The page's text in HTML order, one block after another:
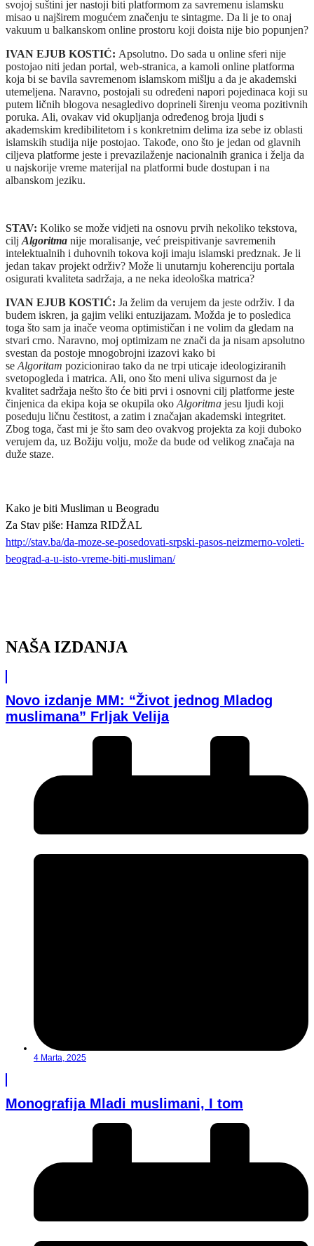
svojoj suštini jer nastoji biti platformom za savremenu islamsku
misao u najširem mogućem značenju te sintagme. Da li je to onaj
vakuum u balkanskom online prostoru koji doista nije bio popunjen?
IVAN EJUB KOSTIĆ: Apsolutno. Do sada u online sferi nije
postojao niti jedan portal, web‑stranica, a kamoli online platforma
koja bi se bavila savremenom islamskom mišlju a da je akademski
utemeljena. Naravno, postojali su određeni napori pojedinaca koji su
putem ličnih blogova nesagledivo doprineli širenju veoma pozitivnih
poruka. Ali, ovakav vid okupljanja određenog broja ljudi s
akademskim kredibilitetom i s konkretnim delima iza sebe iz oblasti
islamskih studija nije postojao. Takođe, ono što je jedan od glavnih
ciljeva platforme jeste i prevazilaženje nacionalnih granica i želja da
u najskorije vreme materijal na platformi bude dostupan i na
albanskom jeziku.
STAV: Koliko se može vidjeti na osnovu prvih nekoliko tekstova,
cilj Algoritma nije moralisanje, već preispitivanje savremenih
intelektualnih i duhovnih tokova koji imaju islamski predznak. Je li
jedan takav projekt održiv? Može li unutarnju koherenciju portala
osigurati kvaliteta sadržaja, a ne neka ideološka matrica?
IVAN EJUB KOSTIĆ: Ja želim da verujem da jeste održiv. I da
budem iskren, ja gajim veliki entuzijazam. Možda je to posledica
toga što sam ja inače veoma optimističan i ne volim da gledam na
stvari crno. Naravno, moj optimizam ne znači da ja nisam apsolutno
svestan da postoje mnogobrojni izazovi kako bi
se Algoritam pozicionirao tako da ne trpi uticaje ideologiziranih
svetopogleda i matrica. Ali, ono što meni uliva sigurnost da je
kvalitet sadržaja nešto što će biti prvi i osnovni cilj platforme jeste
činjenica da ekipa koja se okupila oko Algoritma jesu ljudi koji
poseduju ličnu čestitost, a zatim i značajan akademski integritet.
Zbog toga, čast mi je što sam deo ovakvog projekta za koji duboko
verujem da, uz Božiju volju, može da bude od velikog značaja na
duže staze.
Kako je biti Musliman u Beogradu
Za Stav piše: Hamza RIDŽAL
http://stav.ba/da-moze-se-posedovati-srpski-pasos-neizmerno-voleti-
beograd-a-u-isto-vreme-biti-musliman/
NAŠA IZDANJA
Novo izdanje MM: “Život jednog Mladog
muslimana” Frljak Velija
4 Marta, 2025
Monografija Mladi muslimani, I tom